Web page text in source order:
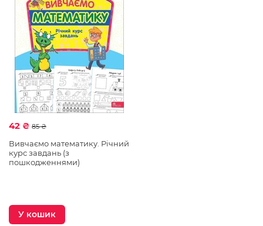
42 ₴ 85 ₴
Вивчаємо математику. Річний
курс завдань (з
пошкодженнями)
У кошик